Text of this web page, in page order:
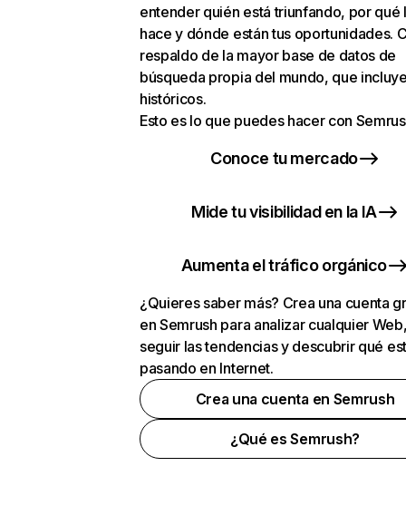
entender quién está triunfando, por qué
hace y dónde están tus oportunidades.
respaldo de la mayor base de datos de
búsqueda propia del mundo, que
históricos.
Esto es lo que puedes hacer con
Conoce tu mercado
Mide tu visibilidad en la IA
Aumenta el tráfico orgánico
¿Quieres saber más? Crea una cuenta
en Semrush para analizar cualquier
seguir las tendencias y descubrir qué
pasando en Internet.
Crea una cuenta en Semrush
¿Qué es Semrush?